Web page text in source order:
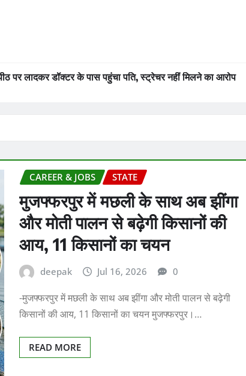
पर लादकर डॉक्टर के पास पहुंचा पति, स्ट्रेचर नहीं मिलने का आरोप
CAREER & JOBS STATE
मुजफ्फरपुर में मछली के साथ अब झींगा
और मोती पालन से बढ़ेगी किसानों की
आय, 11 किसानों का चयन
deepak Jul 16, 2026 0
-मुजफ्फरपुर में मछली के साथ अब झींगा और मोती पालन से बढ़ेगी
किसानों की आय, 11 किसानों का चयन मुजफ्फरपुर।…
READ MORE